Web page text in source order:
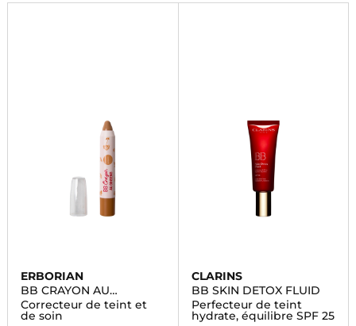
ERBORIAN
BB CRAYON AU
GINSENG
Correcteur de teint et
de soin
CLARINS
BB SKIN DETOX FLUID
Perfecteur de teint
hydrate, équilibre SPF 25